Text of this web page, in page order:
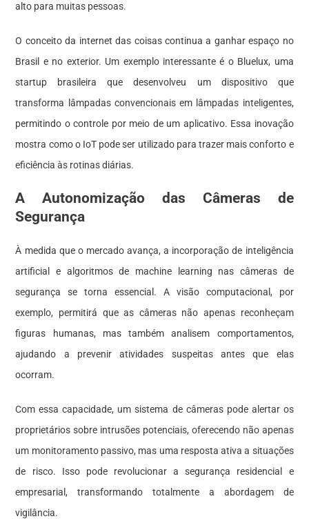
alto para muitas pessoas.
O conceito da internet das coisas continua a ganhar espaço no
Brasil e no exterior. Um exemplo interessante é o Bluelux, uma
startup brasileira que desenvolveu um dispositivo que
transforma lâmpadas convencionais em lâmpadas inteligentes,
permitindo o controle por meio de um aplicativo. Essa inovação
mostra como o IoT pode ser utilizado para trazer mais conforto e
eficiência às rotinas diárias.
A Autonomização das Câmeras de
Segurança
À medida que o mercado avança, a incorporação de inteligência
artificial e algoritmos de machine learning nas câmeras de
segurança se torna essencial. A visão computacional, por
exemplo, permitirá que as câmeras não apenas reconheçam
figuras humanas, mas também analisem comportamentos,
ajudando a prevenir atividades suspeitas antes que elas
ocorram.
Com essa capacidade, um sistema de câmeras pode alertar os
proprietários sobre intrusões potenciais, oferecendo não apenas
um monitoramento passivo, mas uma resposta ativa a situações
de risco. Isso pode revolucionar a segurança residencial e
empresarial, transformando totalmente a abordagem de
vigilância.